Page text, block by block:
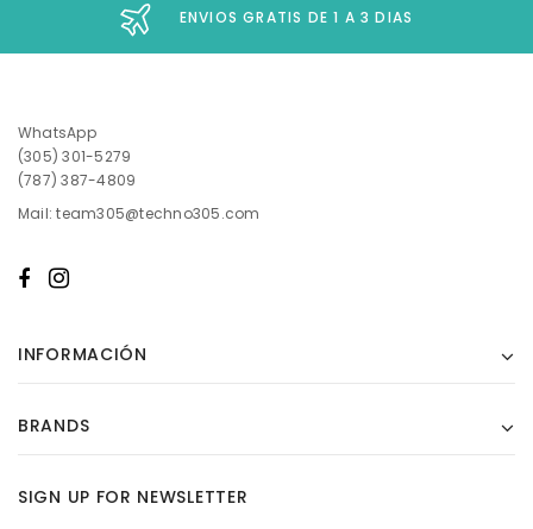
ENVIOS GRATIS DE 1 A 3 DIAS
WhatsApp
(305) 301-5279
(787) 387-4809
Mail: team305@techno305.com
INFORMACIÓN
BRANDS
SIGN UP FOR NEWSLETTER